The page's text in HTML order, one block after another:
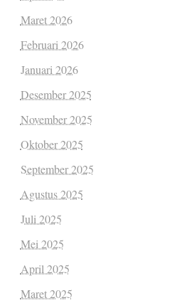
Maret 2026
Februari 2026
Januari 2026
Desember 2025
November 2025
Oktober 2025
September 2025
Agustus 2025
Juli 2025
Mei 2025
April 2025
Maret 2025